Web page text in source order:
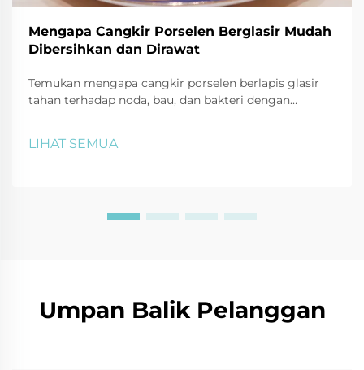
Mengapa Cangkir Porselen Berglasir Mudah
Dibersihkan dan Dirawat
Temukan mengapa cangkir porselen berlapis glasir
tahan terhadap noda, bau, dan bakteri dengan
dan lainnya. Jaga cangkir tetap seperti baru—klik
LIHAT SEMUA
Umpan Balik Pelanggan